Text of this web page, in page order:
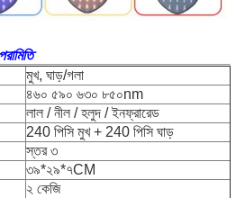
মুখ, ঘাড়/গলা
৪৬০ ৫৯০ ৬৩০ ৮৫০nm
লাল / নীল / হলুদ / ইনফ্রারেড
240 পিসি মুখ + 240 পিসি ঘাড়
স্তর ৩
৩৯*২৯*৭CM
২ কেজি